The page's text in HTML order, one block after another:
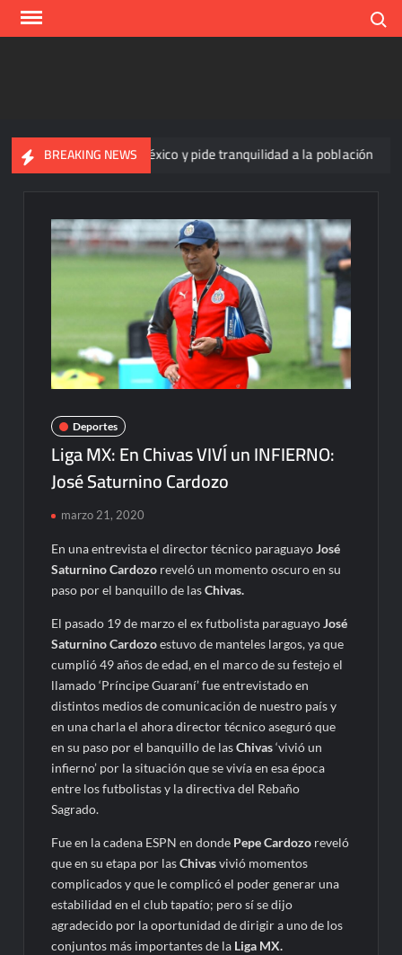
Skip
BREAKING NEWS
en México y pide tranquilidad a la población
Deportes
Liga MX: En Chivas VIVÍ un INFIERNO:
José Saturnino Cardozo
marzo 21, 2020
En una entrevista el director técnico paraguayoJosé
Saturnino Cardozo reveló un momento oscuro en su
paso por el banquillo de lasChivas.
El pasado 19 de marzo el ex futbolista paraguayoJosé
Saturnino Cardozoestuvo de manteles largos, ya que
cumplió 49 años de edad, en el marco de su festejo el
llamado ‘Príncipe Guaraní’ fue entrevistado en
distintos medios de comunicación de nuestro país y
en una charla el ahora director técnico aseguró que
en su paso por el banquillo de lasChivas‘vivió un
infierno’ por la situación que se vivía en esa época
entre los futbolistas y la directiva del Rebaño
Sagrado.
Fue en la cadena ESPN en donde Pepe Cardozo reveló
que en su etapa por lasChivasvivió momentos
complicados y que le complicó el poder generar una
estabilidad en el club tapatío; pero sí se dijo
agradecido por la oportunidad de dirigir a uno de los
conjuntos más importantes de la Liga MX.